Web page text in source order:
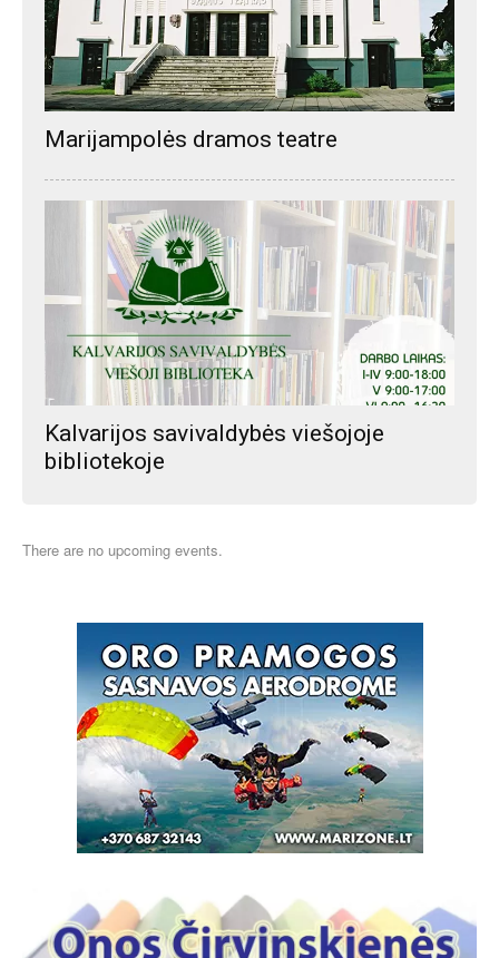
Marijampolės dramos teatre
Kalvarijos savivaldybės viešojoje
bibliotekoje
There are no upcoming events.